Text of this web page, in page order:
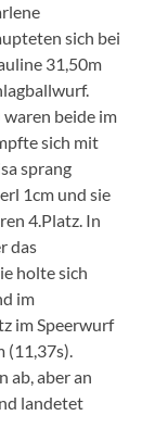
sich bei
31,50m
beide im
sich mit
sprang
1cm und sie
4.Platz. In
das
holte sich
im
im Speerwurf
(11,37s).
ab, aber an
landetet